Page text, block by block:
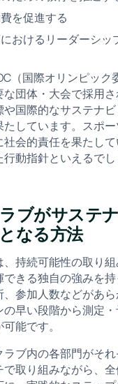
を促進する
おけるリーダーシッ
（国際オリンピック
団体・大会で採用
国際的なサステナ
しています。スポ
会的責任を果たし
動指針といえるでし
ブがサステ
なる方法
持続可能性の取り
できる独自の強みを
参加人数などがあ
の早い段階から測定
能です。
ブ内の各部門がそ
取り組みながら、